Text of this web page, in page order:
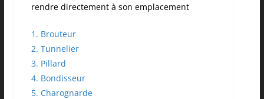
rendre directement à son emplacement
1. Brouteur
2. Tunnelier
3. Pillard
4. Bondisseur
5. Charognarde